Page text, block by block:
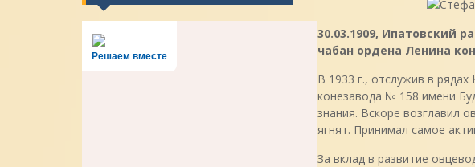
30.03.1909, Ипатовский
чабан ордена Ленина
В 1933 г., отслужив в
конезавода № 158 имени
знания. Вскоре возглавил
ягнят. Принимал самое
За вклад в развитие
Решаем вместе